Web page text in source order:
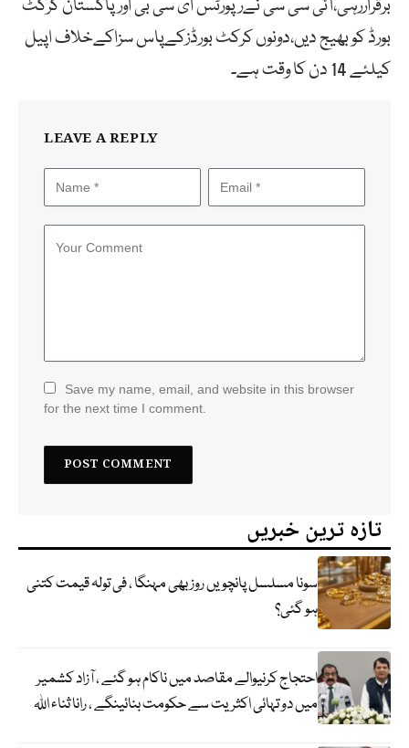
برقراررہی،آئی سی سی نےرپورٹس ای سی بی اور پاکستان کرکٹ
بورڈ کو بھیج دیں،دونوں کرکٹ بورڈزکےپاس سزاکےخلاف اپیل
کیلئے 14 دن کا وقت ہے۔
LEAVE A REPLY
Save my name, email, and website in this browser
for the next time I comment.
تازہ ترین خبریں
سونا مسلسل پانچویں روز بھی مہنگا ، فی تولہ قیمت کتنی
ہو گئی؟
احتجاج کرنیوالے مقاصد میں ناکام ہو گئے ، آزاد کشمیر
میں دو تہائی اکثریت سے حکومت بنائینگے ، رانا ثناء اللہ